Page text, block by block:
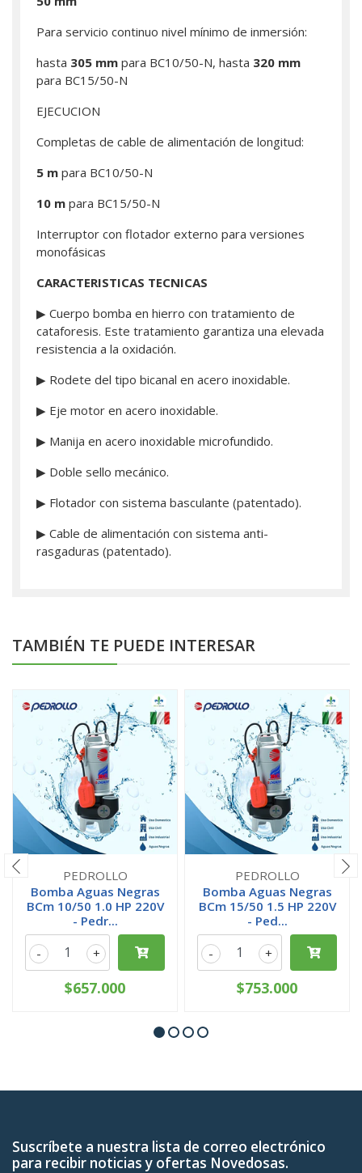
Para servicio continuo nivel mínimo de inmersión:
hasta 305 mm para BC10/50-N, hasta 320 mm
para BC15/50-N
EJECUCION
Completas de cable de alimentación de longitud:
5 m para BC10/50-N
10 m para BC15/50-N
Interruptor con flotador externo para versiones
monofásicas
CARACTERISTICAS TECNICAS
▶ Cuerpo bomba en hierro con tratamiento de
cataforesis. Este tratamiento garantiza una elevada
resistencia a la oxidación.
▶ Rodete del tipo bicanal en acero inoxidable.
▶ Eje motor en acero inoxidable.
▶ Manija en acero inoxidable microfundido.
▶ Doble sello mecánico.
▶ Flotador con sistema basculante (patentado).
▶ Cable de alimentación con sistema anti-
rasgaduras (patentado).
TAMBIÉN TE PUEDE INTERESAR
PEDROLLO
Bomba Aguas Negras
BCm 10/50 1.0 HP 220V
- Pedr...
+
-
$657.000
PEDROLLO
Bomba Aguas Negras
BCm 15/50 1.5 HP 220V
- Ped...
+
-
$753.000
Suscríbete a nuestra lista de correo electrónico
para recibir noticias y ofertas Novedosas.